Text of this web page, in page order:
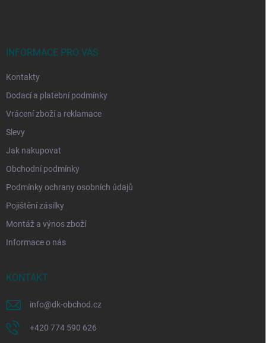
INFORMACE PRO VÁS
Kontakty
Dodací a platební podmínky
Vrácení zboží a reklamace
Slevy
Jak nakupovat
Obchodní podmínky
Podmínky ochrany osobních údajů
Pojištění zásilky
Montáž a výnos zboží
Informace o nás
KONTAKT
info@dk-obchod.cz
+420 774 590 626